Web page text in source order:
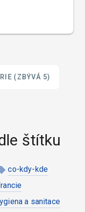
(ZBÝVÁ 5)
štítku
co-kdy-kde
a sanitace